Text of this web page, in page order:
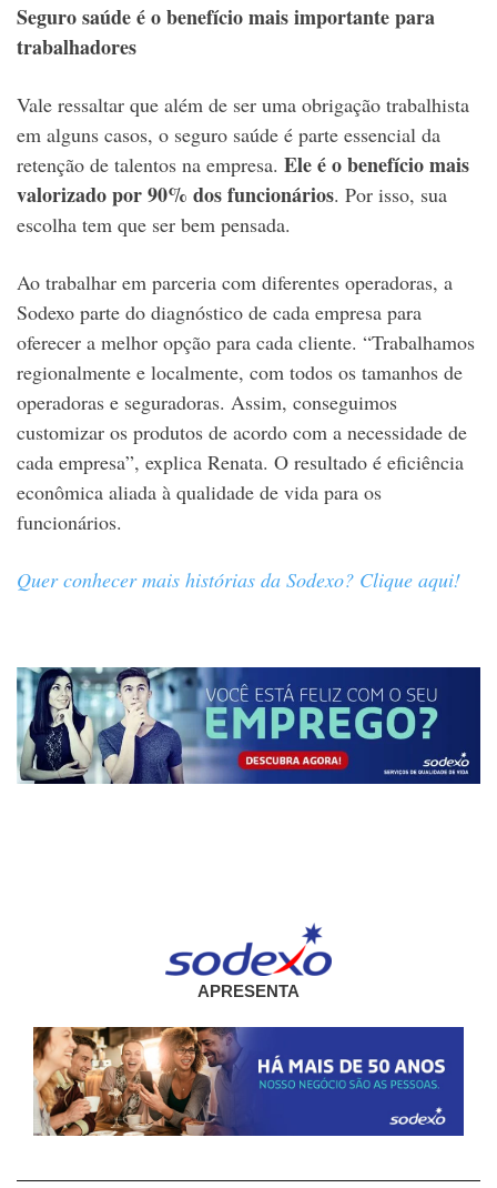
Seguro saúde é o benefício mais importante para
trabalhadores
Vale ressaltar que além de ser uma obrigação trabalhista
em alguns casos, o seguro saúde é parte essencial da
retenção de talentos na empresa. Ele é o benefício mais
valorizado por 90% dos funcionários. Por isso, sua
escolha tem que ser bem pensada.
Ao trabalhar em parceria com diferentes operadoras, a
Sodexo parte do diagnóstico de cada empresa para
oferecer a melhor opção para cada cliente. “Trabalhamos
regionalmente e localmente, com todos os tamanhos de
operadoras e seguradoras. Assim, conseguimos
customizar os produtos de acordo com a necessidade de
cada empresa”, explica Renata. O resultado é eficiência
econômica aliada à qualidade de vida para os
funcionários.
Quer conhecer mais histórias da Sodexo? Clique aqui!
APRESENTA